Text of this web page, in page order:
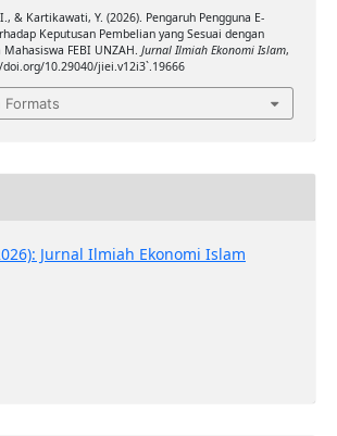
& Kartikawati, Y. (2026). Pengaruh Pengguna E-
Keputusan Pembelian yang Sesuai dengan
FEBI UNZAH. Jurnal Ilmiah Ekonomi Islam,
10.29040/jiei.v12i3`.19666
Jurnal Ilmiah Ekonomi Islam